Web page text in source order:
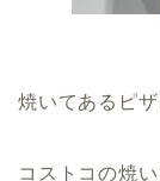
焼いてあるピ
コストコの焼